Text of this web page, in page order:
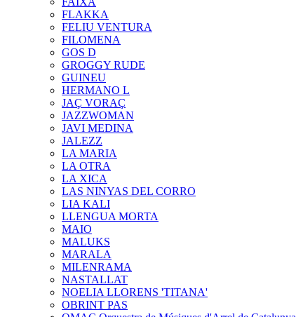
FLAKKA
FELIU VENTURA
FILOMENA
GOS D
GROGGY RUDE
GUINEU
HERMANO L
JAÇ VORAÇ
JAZZWOMAN
JAVI MEDINA
JALEZZ
LA MARIA
LA OTRA
LA XICA
LAS NINYAS DEL CORRO
LIA KALI
LLENGUA MORTA
MAIO
MALUKS
MARALA
MILENRAMA
NASTALLAT
NOELIA LLORENS 'TITANA'
OBRINT PAS